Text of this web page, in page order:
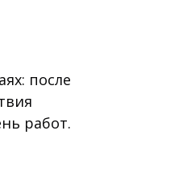
после
работ.